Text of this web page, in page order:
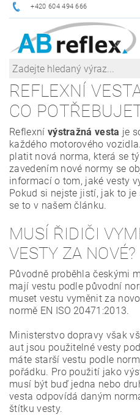
+420 604 494 666
REFLEXNÍ
CO
Reflexní výstražná vesta je
každého motorového
platit nová norma, která se
zavedením nové normy se
informací o tom, jaké vesty
Pokud si nejste jistí, jak to
se to v našem článku.
MUSÍ ŘIDIČI
VESTY ZA NOVÉ?
Původně proběhla českými
mají vestu podle původní
muset vestu vyměnit za
normě EN ISO 20471:2013.
Ministerstvo dopravy však
aut jsou použitelné vesty
máte starší vestu podle
pořádku. Pro použití jako
musí být buď jedna nebo
vesta odpovídá daným
štítku vesty.